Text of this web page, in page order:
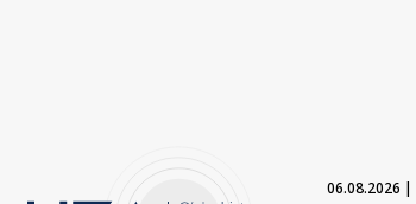
06.08.2026 |